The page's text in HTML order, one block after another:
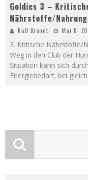
Goldies 3 –
Nährstoffe/
Ralf Brendt Mai 8,
3. Kritische Nährstoffe/
Weg in den Club der
Situation kann sich
Energiebedarf, bei